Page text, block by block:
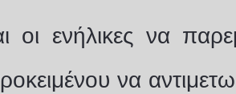
οι ενήλικες να
να